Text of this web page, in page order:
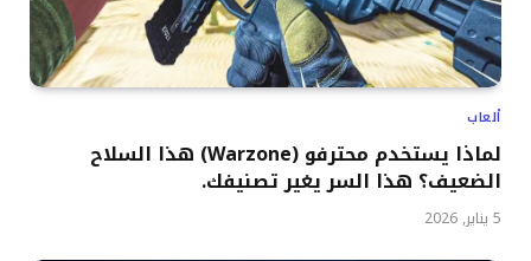
ألعاب
لماذا يستخدم محترفو (Warzone) هذا السلاح
الضعيف؟ هذا السر يغير تصنيفك.
5 يناير, 2026